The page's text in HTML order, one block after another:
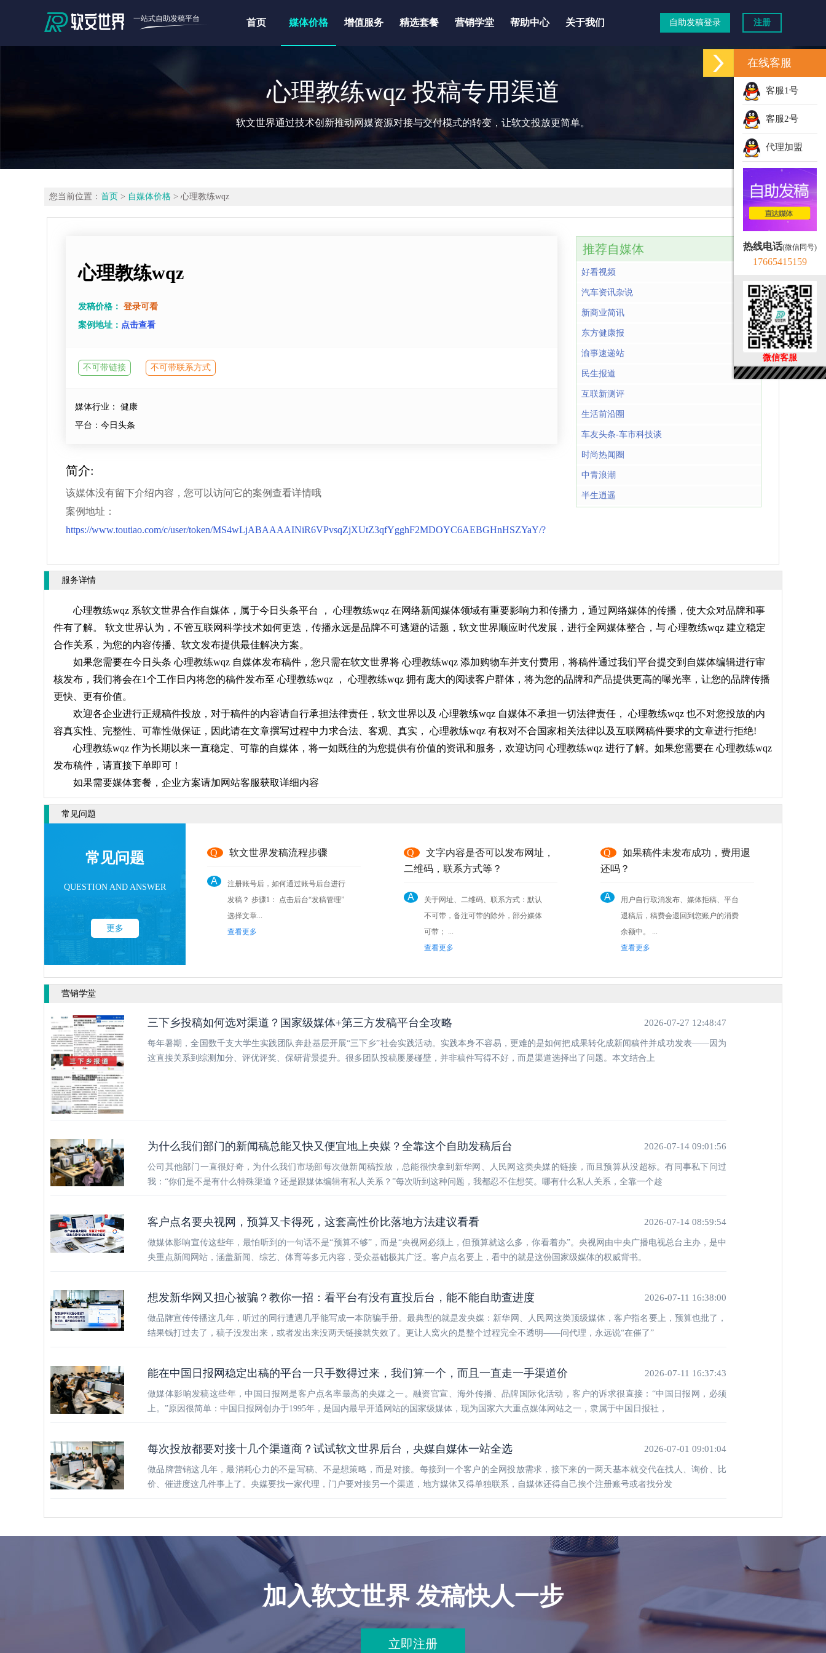
一站式自助发稿平台 首页 媒体价格 增值服务 精选套餐 营销学堂 帮助中心 关于我们 自助发稿登录 注册
心理教练wqz 投稿专用渠道
软文世界通过技术创新推动网媒资源对接与交付模式的转变，让软文投放更简单。
您当前位置： 首页 > 自媒体价格 > 心理教练wqz
心理教练wqz
发稿价格： 登录可看
案例地址： 点击查看
不可带链接 不可带联系方式
媒体行业： 健康
平台：今日头条
简介:
该媒体没有留下介绍内容，您可以访问它的案例查看详情哦
案例地址：
https://www.toutiao.com/c/user/token/MS4wLjABAAAAINiR6VPvsqZjXUtZ3qfYgghF2MDOYC6AEBGHnHSZYaY/?
推荐自媒体
好看视频
汽车资讯杂说
新商业简讯
东方健康报
渝事速递站
民生报道
互联新测评
生活前沿圈
车友头条-车市科技谈
时尚热闻圈
中青浪潮
半生逍遥
服务详情
心理教练wqz 系软文世界合作自媒体，属于今日头条平台 ， 心理教练wqz 在网络新闻媒体领域有重要影响力和传播力，通过网络媒体的传播，使大众对品牌和事
件有了解。 软文世界认为，不管互联网科学技术如何更迭，传播永远是品牌不可逃避的话题，软文世界顺应时代发展，进行全网媒体整合，与 心理教练wqz 建立稳定
合作关系，为您的内容传播、软文发布提供最佳解决方案。
如果您需要在今日头条 心理教练wqz 自媒体发布稿件，您只需在软文世界将 心理教练wqz 添加购物车并支付费用，将稿件通过我们平台提交到自媒体编辑进行审
核发布，我们将会在1个工作日内将您的稿件发布至 心理教练wqz ， 心理教练wqz 拥有庞大的阅读客户群体，将为您的品牌和产品提供更高的曝光率，让您的品牌传播
更快、更有价值。
欢迎各企业进行正规稿件投放，对于稿件的内容请自行承担法律责任，软文世界以及 心理教练wqz 自媒体不承担一切法律责任， 心理教练wqz 也不对您投放的内
容真实性、完整性、可靠性做保证，因此请在文章撰写过程中力求合法、客观、真实， 心理教练wqz 有权对不合国家相关法律以及互联网稿件要求的文章进行拒绝!
心理教练wqz 作为长期以来一直稳定、可靠的自媒体，将一如既往的为您提供有价值的资讯和服务，欢迎访问 心理教练wqz 进行了解。如果您需要在 心理教练wqz
发布稿件，请直接下单即可！
如果需要媒体套餐，企业方案请加网站客服获取详细内容
常见问题
常见问题
QUESTION AND ANSWER
更多
Q 软文世界发稿流程步骤
A
注册账号后，如何通过账号后台进行
发稿？ 步骤1： 点击后台“发稿管理”
选择文章...
查看更多
Q
文字内容是否可以发布网址，
二维码，联系方式等？
A
关于网址、二维码、联系方式：默认
不可带，备注可带的除外，部分媒体
可带； ...
查看更多
Q
如果稿件未发布成功，费用退
还吗？
A
用户自行取消发布、媒体拒稿、平台
退稿后，稿费会退回到您账户的消费
余额中。 ...
查看更多
营销学堂
三下乡投稿如何选对渠道？国家级媒体+第三方发稿平台全攻略 2026-07-27 12:48:47
每年暑期，全国数千支大学生实践团队奔赴基层开展“三下乡”社会实践活动。实践本身不容易，更难的是如何把成果转化成新闻稿件并成功发表——因为
这直接关系到综测加分、评优评奖、保研背景提升。很多团队投稿屡屡碰壁，并非稿件写得不好，而是渠道选择出了问题。本文结合上
为什么我们部门的新闻稿总能又快又便宜地上央媒？全靠这个自助发稿后台 2026-07-14 09:01:56
公司其他部门一直很好奇，为什么我们市场部每次做新闻稿投放，总能很快拿到新华网、人民网这类央媒的链接，而且预算从没超标。有同事私下问过
我：“你们是不是有什么特殊渠道？还是跟媒体编辑有私人关系？”每次听到这种问题，我都忍不住想笑。哪有什么私人关系，全靠一个趁
客户点名要央视网，预算又卡得死，这套高性价比落地方法建议看看 2026-07-14 08:59:54
做媒体影响宣传这些年，最怕听到的一句话不是“预算不够”，而是“央视网必须上，但预算就这么多，你看着办”。央视网由中央广播电视总台主办，是中
央重点新闻网站，涵盖新闻、综艺、体育等多元内容，受众基础极其广泛。客户点名要上，看中的就是这份国家级媒体的权威背书。
想发新华网又担心被骗？教你一招：看平台有没有直投后台，能不能自助查进度 2026-07-11 16:38:00
做品牌宣传传播这几年，听过的同行遭遇几乎能写成一本防骗手册。最典型的就是发央媒：新华网、人民网这类顶级媒体，客户指名要上，预算也批了，
结果钱打过去了，稿子没发出来，或者发出来没两天链接就失效了。更让人窝火的是整个过程完全不透明——问代理，永远说“在催了”
能在中国日报网稳定出稿的平台一只手数得过来，我们算一个，而且一直走一手渠道价 2026-07-11 16:37:43
做媒体影响发稿这些年，中国日报网是客户点名率最高的央媒之一。融资官宣、海外传播、品牌国际化活动，客户的诉求很直接：“中国日报网，必须
上。”原因很简单：中国日报网创办于1995年，是国内最早开通网站的国家级媒体，现为国家六大重点媒体网站之一，隶属于中国日报社，
每次投放都要对接十几个渠道商？试试软文世界后台，央媒自媒体一站全选 2026-07-01 09:01:04
做品牌营销这几年，最消耗心力的不是写稿、不是想策略，而是对接。每接到一个客户的全网投放需求，接下来的一两天基本就交代在找人、询价、比
价、催进度这几件事上了。央媒要找一家代理，门户要对接另一个渠道，地方媒体又得单独联系，自媒体还得自己挨个注册账号或者找分发
加入软文世界 发稿快人一步
立即注册
在线客服
客服1号
客服2号
代理加盟
热线电话(微信同号)
17665415159
微信客服